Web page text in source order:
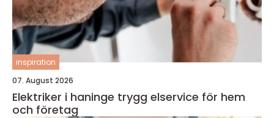
inspiration
07. August 2026
Elektriker i haninge trygg elservice för hem
och företag